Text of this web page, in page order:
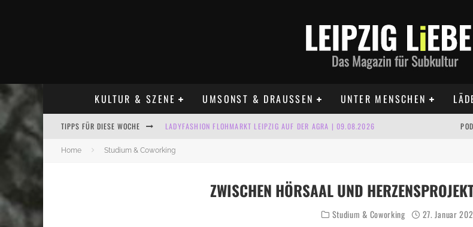
KULTUR & SZENE UMSONST & DRAUSSEN UNTER MENSCHEN
TIPPS FÜR DIESE WOCHE LADYFASHION FLOHMARKT LEIPZIG AUF DER AGRA | 09.08.2026
HOSENSCHEISSER FLOHMARKT LEIPZIG | 09.08.2026
ALLE FLOHMARKT LEIPZIG AUGUST TERMINE 2026
Home Studium & Coworking
ZWISCHEN HÖRSAAL UND
Studium & Coworking 27. Januar